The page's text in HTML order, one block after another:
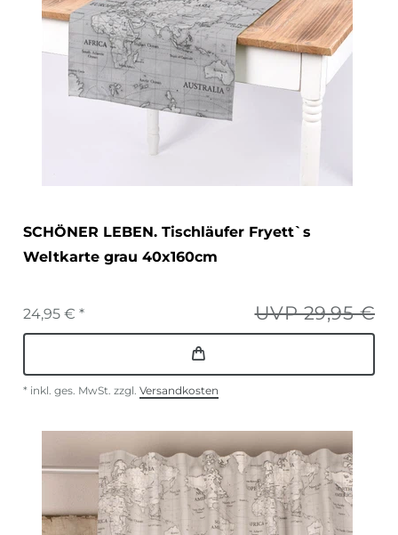
SCHÖNER LEBEN. Tischläufer Fryett`s
Weltkarte grau 40x160cm
UVP 29,95 €
24,95 € *
* inkl. ges. MwSt. zzgl. Versandkosten